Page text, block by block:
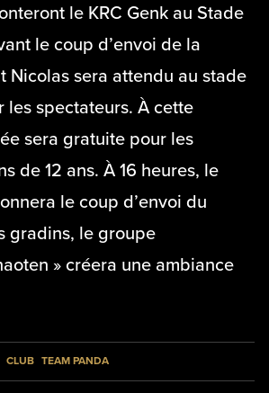
le KRC Genk au Stade
le coup d’envoi de la
Nicolas sera attendu au stade
les spectateurs. À cette
sera gratuite pour les
de 12 ans. À 16 heures, le
le coup d’envoi du
gradins, le groupe
» créera une ambiance
CLUB TEAM PANDA